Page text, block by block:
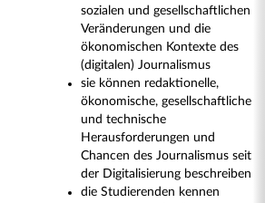
sozialen und gesellschaftlichen
Veränderungen und die
ökonomischen Kontexte des
(digitalen) Journalismus
sie können redaktionelle,
ökonomische, gesellschaftliche
und technische
Herausforderungen und
Chancen des Journalismus seit
der Digitalisierung beschreiben
die Studierenden kennen